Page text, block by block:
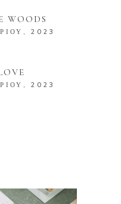
WOODS
2023
2023